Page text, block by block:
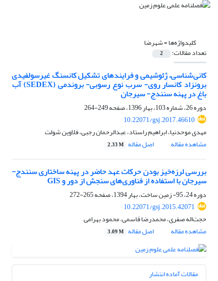
کلیدواژه‌ها =شهرضا
تعداد مقالات: 2
کانی شناسی، ژئوشیمی و فرایندهای تشکیل کانسنگ غیرسولفیدی
برونزاد کانسار روی- سرب نوع رسوبی- بروندمی (SEDEX) آب
باغ در پهنه سنندج- سیرجان
دوره 26، شماره 103، بهار 1396، صفحه
249-264
10.22071/gsj.2017.46610
مهدی موحدنیا، ابراهیم راستاد، عبدالرحمان رجبی، فلاوین شولت
مشاهده مقاله
اصل مقاله 2.33 M
بررسی لرزه‌خیز بودن حرکات عهد حاضر در پهنه ساختاری سنندج-
سیرجان با استفاده از فناوری‌های سنجش از دور و GIS
دوره 24، 95- زمین ساخت، بهار 1394، صفحه
265-272
10.22071/gsj.2015.42071
حجت‌اله صفری، محمدرضا قاسمی، محمود بهرامی
مشاهده مقاله
اصل مقاله 3.09 M
مقالات آماده انتشار